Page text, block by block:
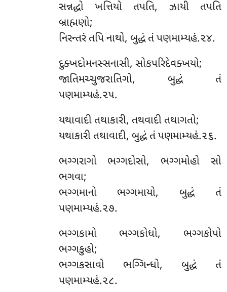
સન્નદ્ધો ખત્તિયો તપતિ, ઝાયી તપતિ
બ્રાહ્મણો;
નિરન્તરં તપિ નાથો, બુદ્ધં તં પણમામ્યહં.૨૪.
દુક્ખદોમનસ્સનાસી, સોકપરિદેવક્ખયો;
જાતિમચ્ચુજરાતિગો, બુદ્ધં તં
પણમામ્યહં.૨૫.
યથાવાદી તથાકારી, તથવાદી તથાગતો;
યથાકારી તથાવાદી, બુદ્ધં તં પણમામ્યહં.૨૬.
ભગ્ગરાગો ભગ્ગદોસો, ભગ્ગમોહો સો
ભગવા;
ભગ્ગમાનો ભગ્ગમાયો, બુદ્ધં તં
પણમામ્યહં.૨૭.
ભગ્ગકામો ભગ્ગકોધો, ભગ્ગકોપો
ભગ્ગકુહો;
ભગ્ગકસાવો ભગ્ગિન્ધો, બુદ્ધં તં
પણમામ્યહં.૨૮.